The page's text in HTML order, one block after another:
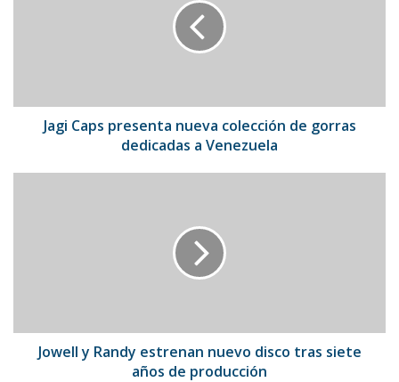
a
VenezuelaJagi Caps presenta nueva colección de gorras
dedicadas a Venezuela
años
Jowell y Randy estrenan nuevo disco tras siete
años de producción